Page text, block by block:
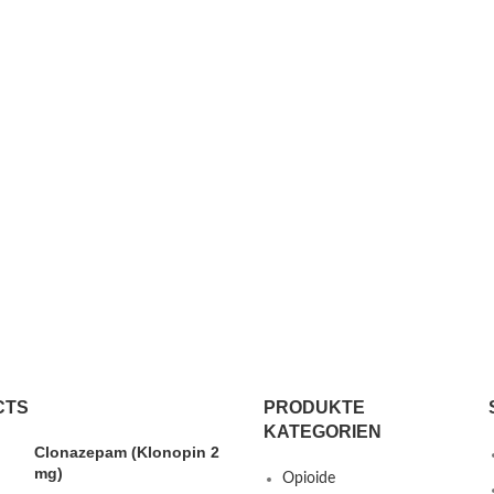
Clonazepam (Klonopin 2
mg)
PRODUKTE
KATEGORIEN
Opioide